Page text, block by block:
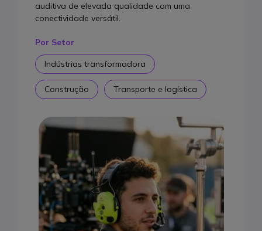
auditiva de elevada qualidade com uma
conectividade versátil.
Por Setor
Indústrias transformadora
Construção Transporte e logística